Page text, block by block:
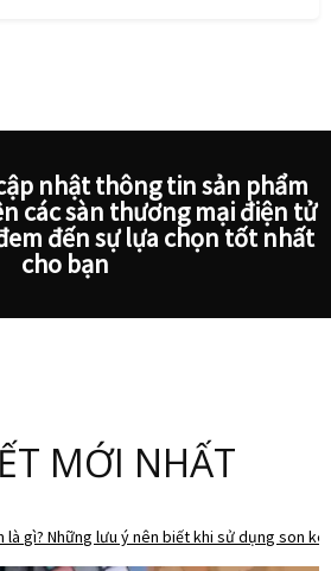
nhật thông tin sản phẩm
các sàn thương mại điện tử
đến sự lựa chọn tốt nhất
cho bạn
MỚI NHẤT